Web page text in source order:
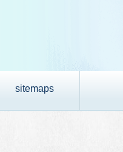
sitemaps